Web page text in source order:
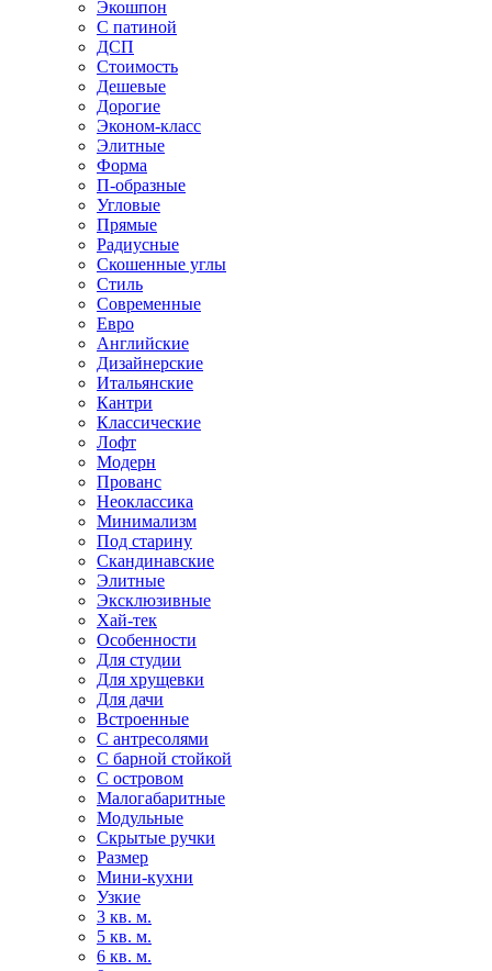
Экошпон
С патиной
ДСП
Стоимость
Дешевые
Дорогие
Эконом-класс
Элитные
Форма
П-образные
Угловые
Прямые
Радиусные
Скошенные углы
Стиль
Современные
Евро
Английские
Дизайнерские
Итальянские
Кантри
Классические
Лофт
Модерн
Прованс
Неоклассика
Минимализм
Под старину
Скандинавские
Элитные
Эксклюзивные
Хай-тек
Особенности
Для студии
Для хрущевки
Для дачи
Встроенные
С антресолями
С барной стойкой
С островом
Малогабаритные
Модульные
Скрытые ручки
Размер
Мини-кухни
Узкие
3 кв. м.
5 кв. м.
6 кв. м.